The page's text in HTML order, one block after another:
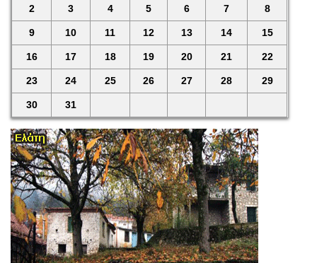
2 3 4 5 6 7 8
9 10 11 12 13 14 15
16 17 18 19 20 21 22
23 24 25 26 27 28 29
30 31